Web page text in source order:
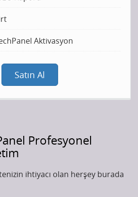
Aktivasyon
Satın Al
Profesyonel
ihtiyacı olan herşey burada